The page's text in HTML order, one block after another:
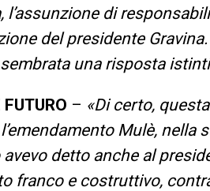
l’assunzione di
del presidente
una risposta
– «Di certo,
Mulè, nella
detto anche al
franco e costruttivo,